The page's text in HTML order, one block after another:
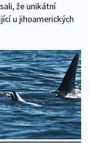
že unikátní
u jihoamerických